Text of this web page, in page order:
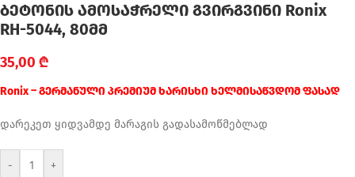
ბეტონის ამოსაჭრელი გვირგვინი Ronix
RH-5044, 80მმ
35,00 ₾
Ronix – გერმანული პრემიუმ ხარისხი ხელმისაწვდომ ფასად
დარეკეთ ყიდვამდე მარაგის გადასამოწმებლად
- +